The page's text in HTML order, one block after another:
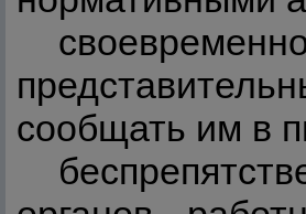
сообщать им в